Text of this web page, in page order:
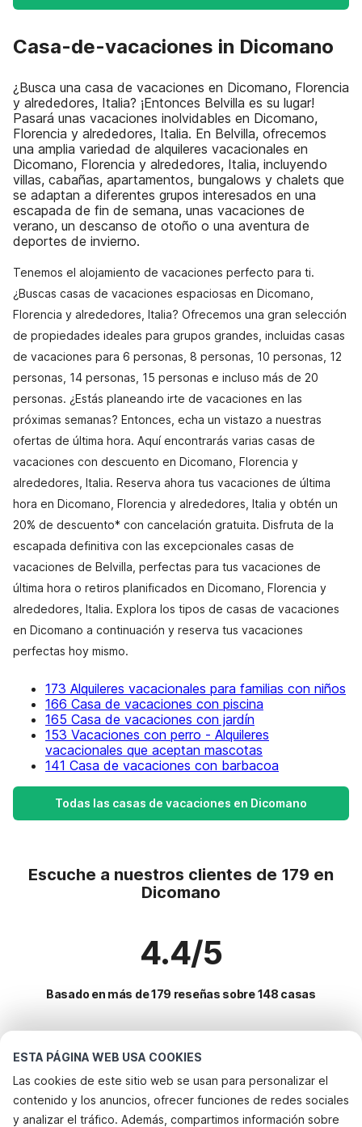
ESTA PÁGINA WEB USA COOKIES
Las cookies de este sitio web se usan para personalizar el
contenido y los anuncios, ofrecer funciones de redes sociales
y analizar el tráfico. Además, compartimos información sobre
Casa-de-vacaciones in Dicomano
¿Busca una casa de vacaciones en Dicomano, Florencia
y alrededores, Italia? ¡Entonces Belvilla es su lugar!
Pasará unas vacaciones inolvidables en Dicomano,
Florencia y alrededores, Italia. En Belvilla, ofrecemos
una amplia variedad de alquileres vacacionales en
Dicomano, Florencia y alrededores, Italia, incluyendo
villas, cabañas, apartamentos, bungalows y chalets que
se adaptan a diferentes grupos interesados en una
escapada de fin de semana, unas vacaciones de
verano, un descanso de otoño o una aventura de
deportes de invierno.
Tenemos el alojamiento de vacaciones perfecto para ti.
¿Buscas casas de vacaciones espaciosas en Dicomano,
Florencia y alrededores, Italia? Ofrecemos una gran selección
de propiedades ideales para grupos grandes, incluidas casas
de vacaciones para 6 personas, 8 personas, 10 personas, 12
personas, 14 personas, 15 personas e incluso más de 20
personas. ¿Estás planeando irte de vacaciones en las
próximas semanas? Entonces, echa un vistazo a nuestras
ofertas de última hora. Aquí encontrarás varias casas de
vacaciones con descuento en Dicomano, Florencia y
alrededores, Italia. Reserva ahora tus vacaciones de última
hora en Dicomano, Florencia y alrededores, Italia y obtén un
20% de descuento* con cancelación gratuita. Disfruta de la
escapada definitiva con las excepcionales casas de
vacaciones de Belvilla, perfectas para tus vacaciones de
última hora o retiros planificados en Dicomano, Florencia y
alrededores, Italia. Explora los tipos de casas de vacaciones
en Dicomano a continuación y reserva tus vacaciones
perfectas hoy mismo.
173 Alquileres vacacionales para familias con niños
166 Casa de vacaciones con piscina
165 Casa de vacaciones con jardín
153 Vacaciones con perro - Alquileres
vacacionales que aceptan mascotas
141 Casa de vacaciones con barbacoa
Todas las casas de vacaciones en Dicomano
Escuche a nuestros clientes de 179 en
Dicomano
4.4/5
Basado en más de 179 reseñas sobre 148 casas
Destinos más populares para vacaciones
Ciudades con los mejores servicios para vacaciones
Alquileres vacacionales para familias con niños cerbaia